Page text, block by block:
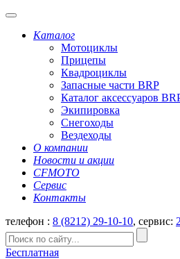
Каталог
Мотоциклы
Прицепы
Квадроциклы
Запасные части BRP
Каталог аксессуаров
Экипировка
Снегоходы
Вездеходы
О компании
Новости и акции
CFMOTO
Сервис
Контакты
телефон : 8 (8212) 29-10-10, сервис:
Бесплатная